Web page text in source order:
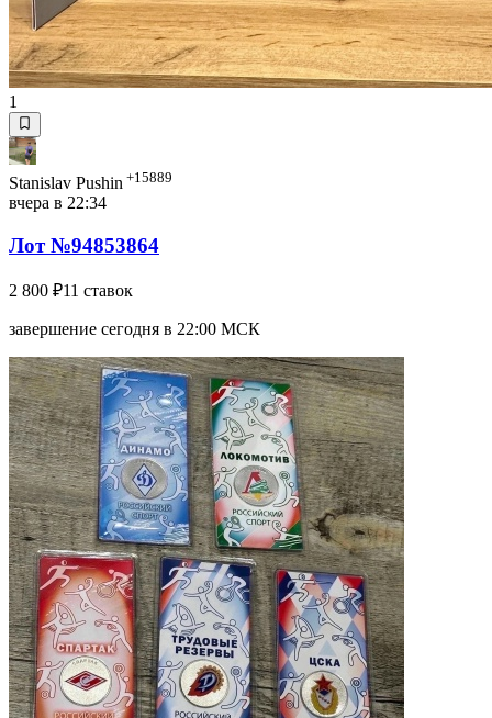
1
Stanislav Pushin +15889
вчера в 22:34
Лот №94853864
2 800 ₽11 ставок
завершение сегодня в 22:00 МСК